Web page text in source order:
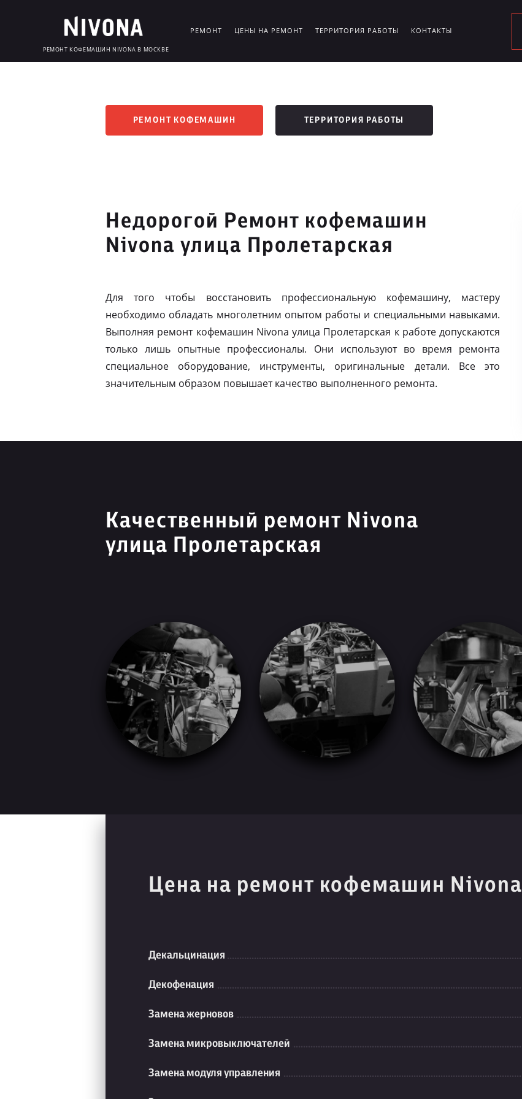
РЕМОНТ КОФЕМАШИН NIVONA В МОСКВЕ
РЕМОНТ ЦЕНЫ НА РЕМОНТ ТЕРРИТОРИЯ РАБОТЫ КОНТАКТЫ
РЕМОНТ КОФЕМАШИН ТЕРРИТОРИЯ РАБОТЫ
Недорогой Ремонт кофемашин
Nivona улица Пролетарская
Для того чтобы восстановить профессиональную кофемашину, мастеру
необходимо обладать многолетним опытом работы и специальными навыками.
Выполняя ремонт кофемашин Nivona улица Пролетарская к работе допускаются
только лишь опытные профессионалы. Они используют во время ремонта
специальное оборудование, инструменты, оригинальные детали. Все это
значительным образом повышает качество выполненного ремонта.
Качественный ремонт Nivona
улица Пролетарская
Цена на ремонт кофемашин Nivona
Декальцинация
Декофенация
Замена жерновов
Замена микровыключателей
Замена модуля управления